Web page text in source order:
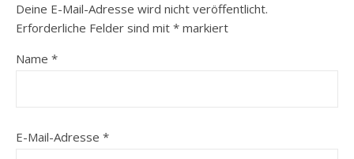
Deine E-Mail-Adresse wird nicht veröffentlicht.
Erforderliche Felder sind mit * markiert
Name *
E-Mail-Adresse *